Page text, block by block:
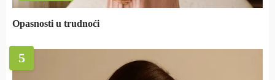
Opasnosti u trudnoći
5